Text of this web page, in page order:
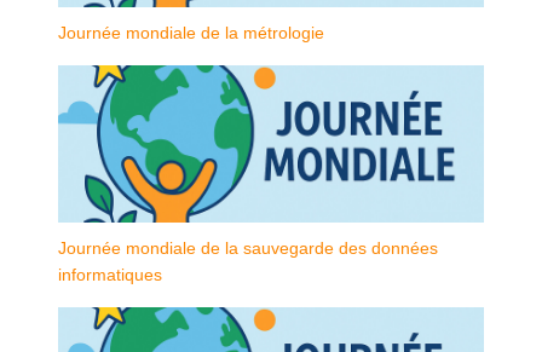
Journée mondiale de la métrologie
Journée mondiale de la sauvegarde des données
informatiques